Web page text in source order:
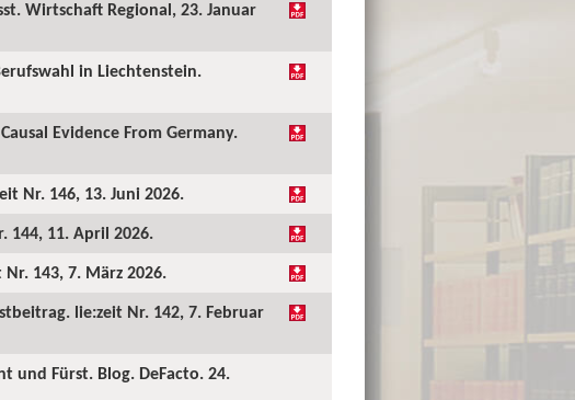
Wirtschaft Regional, 23. Januar
in Liechtenstein.
Evidence From Germany.
Nr. 146, 13. Juni 2026.
144, 11. April 2026.
143, 7. März 2026.
lie:zeit Nr. 142, 7. Februar
und Fürst. Blog. DeFacto. 24.